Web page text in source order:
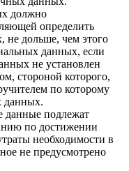
должно
определить
не дольше, чем этого
данных, если
не установлен
стороной которого,
по которому
данных.
данные подлежат
по достижении
необходимости в
не предусмотрено